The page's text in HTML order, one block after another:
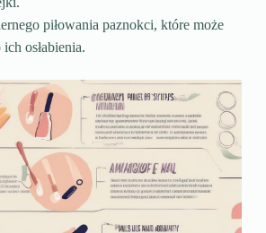
piłowania paznokci, które może
osłabienia.